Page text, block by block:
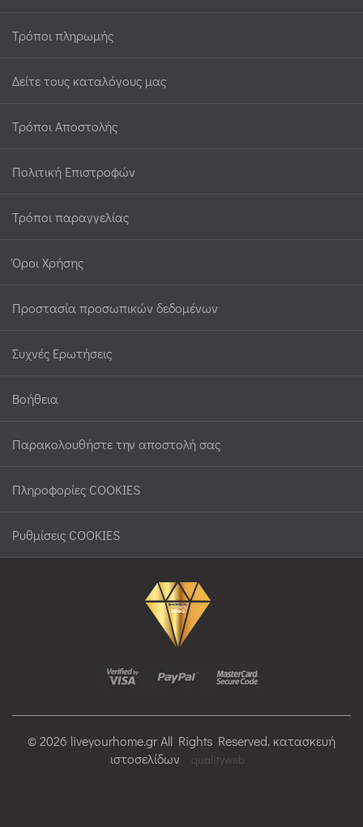
Τρόποι πληρωμής
Δείτε τους καταλόγους μας
Τρόποι Αποστολής
Πολιτική Επιστροφών
Τρόποι παραγγελίας
Όροι Χρήσης
Προστασία προσωπικών δεδομένων
Συχνές Ερωτήσεις
Βοήθεια
Παρακολουθήστε την αποστολή σας
Πληροφορίες COOKIES
Ρυθμίσεις COOKIES
© 2026 liveyourhome.gr All Rights Reserved. κατασκευή
ιστοσελίδων
qualityweb